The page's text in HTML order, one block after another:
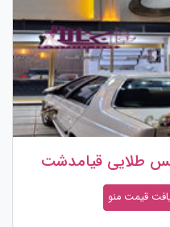
طلایی قیامدشت
قیمت منو